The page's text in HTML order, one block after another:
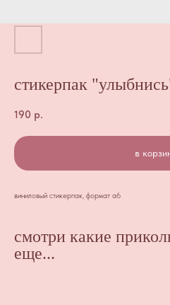
стикерпак
190 р.
в
виниловый стикерпак, формат а6
смотри какие
еще...